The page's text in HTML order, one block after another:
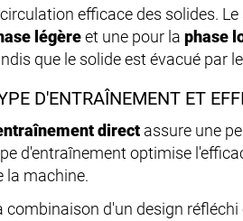
efficace des solides.
légèreet une pour la phase
que le solide est évacué par le
D'ENTRAÎNEMENT ET
direct assure une
d'entraînement optimise
la machine.
combinaison d'un design